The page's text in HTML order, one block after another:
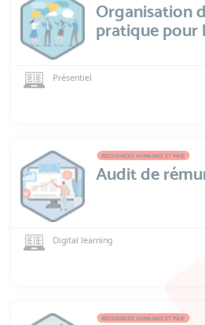
Organisation
pratique pour
Présentiel
RESSOURCES HUMAINES ET PAIE
Audit de
Digital learning
RESSOURCES HUMAINES ET PAIE